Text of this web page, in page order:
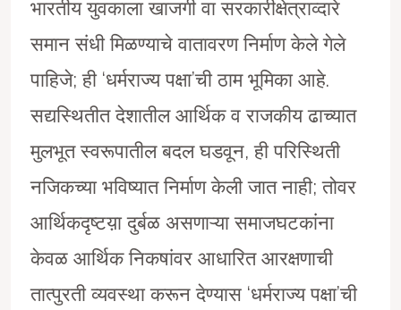
भारतीय युवकाला खाजगी वा सरकारीक्षेत्राव्दारे
समान संधी मिळण्याचे वातावरण निर्माण केले गेले
पाहिजे; ही ‘धर्मराज्य पक्षा’ची ठाम भूमिका आहे.
सद्यस्थितीत देशातील आर्थिक व राजकीय ढाच्यात
मुलभूत स्वरूपातील बदल घडवून, ही परिस्थिती
नजिकच्या भविष्यात निर्माण केली जात नाही; तोवर
आर्थिकदृष्टय़ा दुर्बळ असणाऱ्या समाजघटकांना
केवळ आर्थिक निकषांवर आधारित आरक्षणाची
तात्पुरती व्यवस्था करून देण्यास ‘धर्मराज्य पक्षा’ची